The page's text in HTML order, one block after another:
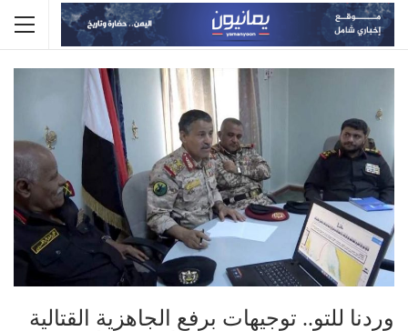
وردنا للتو.. توجيهات برفع الجاهزية القتالية